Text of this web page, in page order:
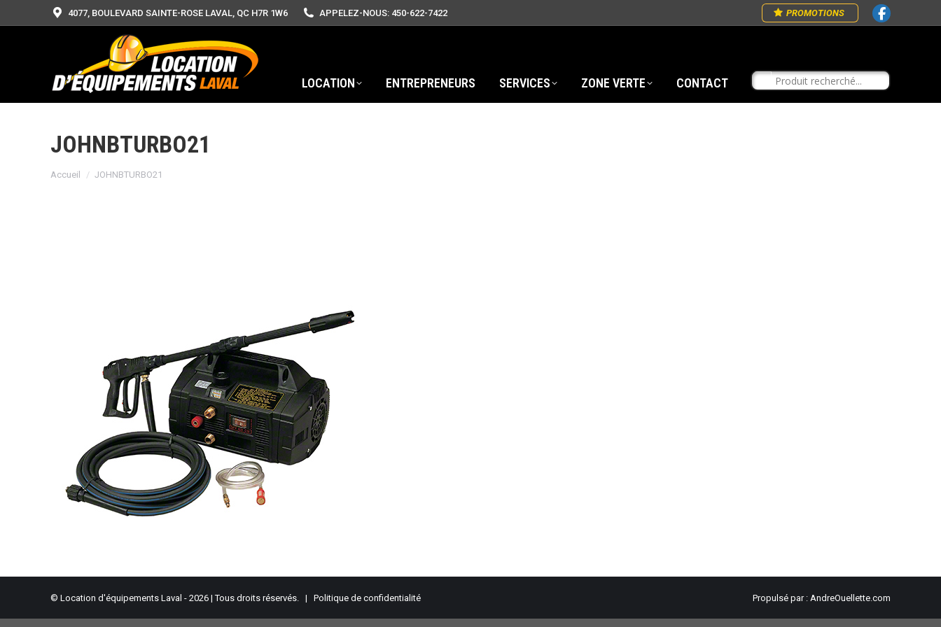
4077, BOULEVARD SAINTE-ROSE LAVAL, QC H7R 1W6 APPELEZ-NOUS: 450-622-7422 PROMOTIONS
LOCATION ENTREPRENEURS SERVICES ZONE VERTE CONTACT
JOHNBTURBO21
Vous êtes ici :
Accueil JOHNBTURBO21
© Location d'équipements Laval - 2026 | Tous droits réservés. | Politique de confidentialité Propulsé par : AndreOuellette.com